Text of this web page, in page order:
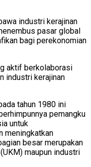
industri kerajinan
pasar global
bagi perekonomian
aktif berkolaborasi
industri kerajinan
tahun 1980 ini
pemangku
untuk
meningkatkan
besar merupakan
maupun industri